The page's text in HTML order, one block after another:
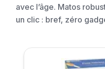
avec l’âge. Matos
un clic : bref, zéro